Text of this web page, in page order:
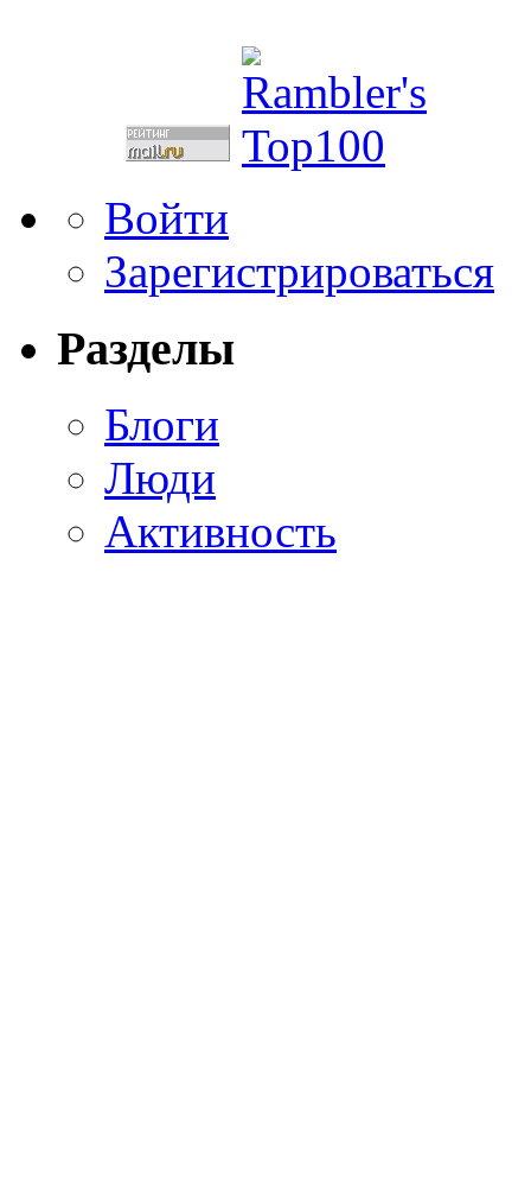
Войти
Зарегистрироваться
Разделы
Блоги
Люди
Активность